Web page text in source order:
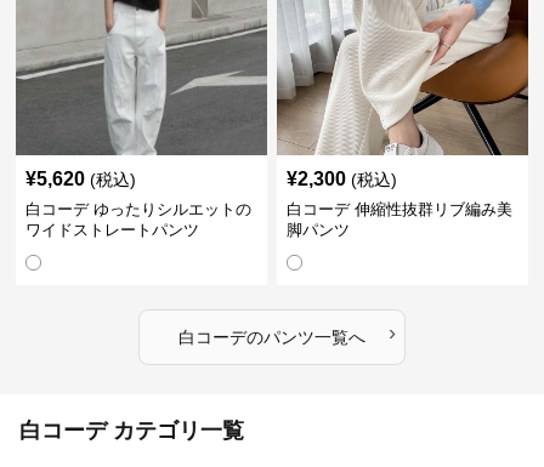
¥5,620 (税込)
白コーデ ゆったりシルエットの
ワイドストレートパンツ
¥2,300 (税込)
白コーデ 伸縮性抜群リブ編み美
脚パンツ
白コーデのパンツ一覧へ ›
白コーデ カテゴリ一覧